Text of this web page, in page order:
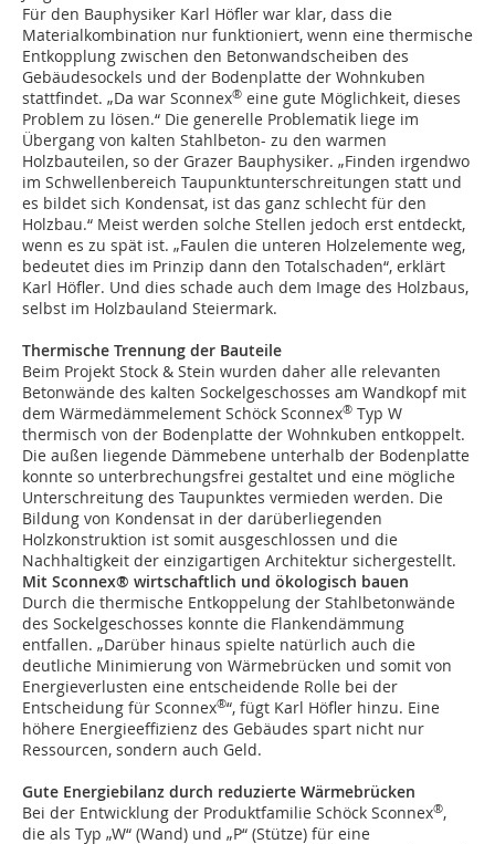
Für den Bauphysiker Karl Höfler war klar, dass die
Materialkombination nur funktioniert, wenn eine thermische
Entkopplung zwischen den Betonwandscheiben des
Gebäudesockels und der Bodenplatte der Wohnkuben
stattfindet. „Da war Sconnex® eine gute Möglichkeit, dieses
Problem zu lösen.“ Die generelle Problematik liege im
Übergang von kalten Stahlbeton- zu den warmen
Holzbauteilen, so der Grazer Bauphysiker. „Finden irgendwo
im Schwellenbereich Taupunktunterschreitungen statt und
es bildet sich Kondensat, ist das ganz schlecht für den
Holzbau.“ Meist werden solche Stellen jedoch erst entdeckt,
wenn es zu spät ist. „Faulen die unteren Holzelemente weg,
bedeutet dies im Prinzip dann den Totalschaden“, erklärt
Karl Höfler. Und dies schade auch dem Image des Holzbaus,
selbst im Holzbauland Steiermark.
Thermische Trennung der Bauteile
Beim Projekt Stock & Stein wurden daher alle relevanten
Betonwände des kalten Sockelgeschosses am Wandkopf mit
dem Wärmedämmelement Schöck Sconnex® Typ W
thermisch von der Bodenplatte der Wohnkuben entkoppelt.
Die außen liegende Dämmebene unterhalb der Bodenplatte
konnte so unterbrechungsfrei gestaltet und eine mögliche
Unterschreitung des Taupunktes vermieden werden. Die
Bildung von Kondensat in der darüberliegenden
Holzkonstruktion ist somit ausgeschlossen und die
Nachhaltigkeit der einzigartigen Architektur sichergestellt.
Mit Sconnex® wirtschaftlich und ökologisch bauen
Durch die thermische Entkoppelung der Stahlbetonwände
des Sockelgeschosses konnte die Flankendämmung
entfallen. „Darüber hinaus spielte natürlich auch die
deutliche Minimierung von Wärmebrücken und somit von
Energieverlusten eine entscheidende Rolle bei der
Entscheidung für Sconnex®“, fügt Karl Höfler hinzu. Eine
höhere Energieeffizienz des Gebäudes spart nicht nur
Ressourcen, sondern auch Geld.
Gute Energiebilanz durch reduzierte Wärmebrücken
Bei der Entwicklung der Produktfamilie Schöck Sconnex®,
die als Typ „W“ (Wand) und „P“ (Stütze) für eine